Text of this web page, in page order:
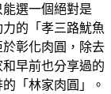
選一個絕對是
的「孝三路魷魚
彰化肉圓，除去
早前也分享過的
「林家肉圓」。